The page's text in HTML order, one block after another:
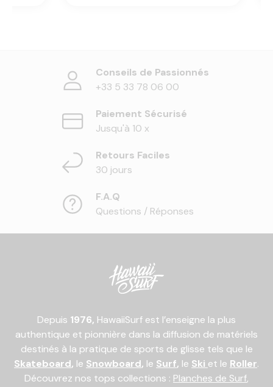
Conseils de Passionnés
+33 5 33 78 06 00
Paiement Sécurisé
Jusqu'à 10 x
Retours Faciles
30 jours
F.A.Q
Questions / Réponses
Depuis 1976, HawaiiSurf est l’enseigne la plus
authentique et pionnière dans la diffusion de matériels
destinés à la pratique de sports de glisse tels que le
Skateboard, le Snowboard, le Surf, le Ski et le Roller.
Découvrez nos tops collections : Planches de Surf,